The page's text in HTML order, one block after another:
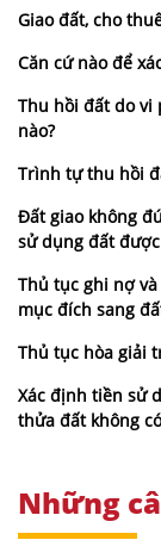
Giao đất, cho
Căn cứ nào để
Thu hồi đất do
nào?
Trình tự thu hồi
Đất giao không
sử dụng đất
Thủ tục ghi nợ
mục đích sang
Thủ tục hòa giải
Xác định tiền sử
thửa đất không
Những